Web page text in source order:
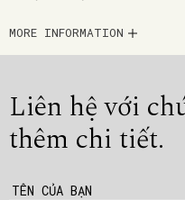
MORE INFORMATION
Liên hệ với
thêm chi tiết.
TÊN CỦA BẠN